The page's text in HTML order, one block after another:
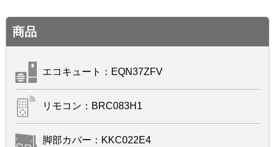
商品
エコキュート：EQN37ZFV
リモコン：BRC083H1
脚部カバー：KKC022E4